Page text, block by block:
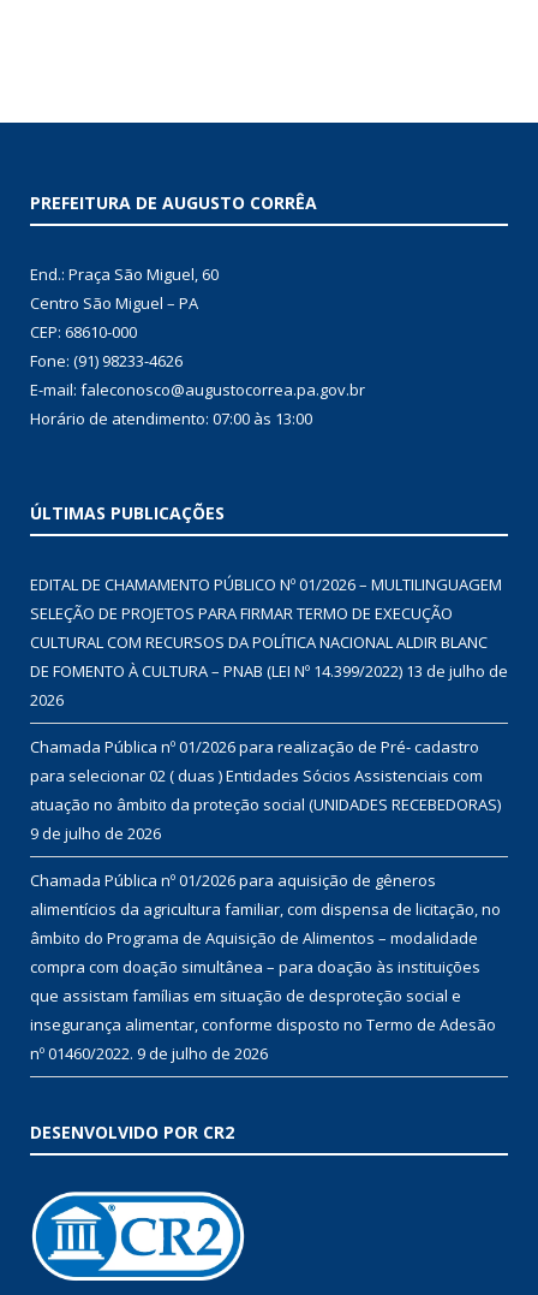
PREFEITURA DE AUGUSTO CORRÊA
End.: Praça São Miguel, 60
Centro São Miguel – PA
CEP: 68610-000
Fone: (91) 98233-4626
E-mail: faleconosco@augustocorrea.pa.gov.br
Horário de atendimento: 07:00 às 13:00
ÚLTIMAS PUBLICAÇÕES
EDITAL DE CHAMAMENTO PÚBLICO Nº 01/2026 – MULTILINGUAGEM
SELEÇÃO DE PROJETOS PARA FIRMAR TERMO DE EXECUÇÃO
CULTURAL COM RECURSOS DA POLÍTICA NACIONAL ALDIR BLANC
DE FOMENTO À CULTURA – PNAB (LEI Nº 14.399/2022) 13 de julho de
2026
Chamada Pública nº 01/2026 para realização de Pré- cadastro
para selecionar 02 ( duas ) Entidades Sócios Assistenciais com
atuação no âmbito da proteção social (UNIDADES RECEBEDORAS)
9 de julho de 2026
Chamada Pública nº 01/2026 para aquisição de gêneros
alimentícios da agricultura familiar, com dispensa de licitação, no
âmbito do Programa de Aquisição de Alimentos – modalidade
compra com doação simultânea – para doação às instituições
que assistam famílias em situação de desproteção social e
insegurança alimentar, conforme disposto no Termo de Adesão
nº 01460/2022. 9 de julho de 2026
DESENVOLVIDO POR CR2